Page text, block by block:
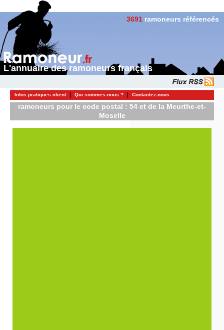
L'annuaire des ramoneurs français
3691 ramoneurs référencés
Infos pratiques client Qui sommes-nous ? Contactez-nous
ramoneurs pour le code postal : 54 et de la Meurthe-et-
Moselle